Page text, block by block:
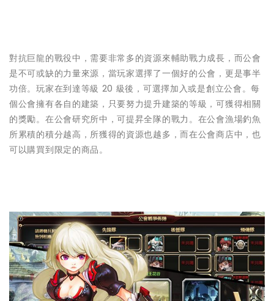
對抗巨龍的戰役中，需要非常多的資源來輔助戰力成長，而公會
是不可或缺的力量來源，當玩家選擇了一個好的公會，更是事半
功倍。玩家在到達等級 20 級後，可選擇加入或是創立公會。每
個公會擁有各自的建築，只要努力提升建築的等級，可獲得相關
的獎勵。在公會研究所中，可提昇全隊的戰力。在公會漁場釣魚
所累積的積分越高，所獲得的資源也越多，而在公會商店中，也
可以購買到限定的商品。